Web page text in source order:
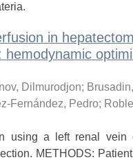
in
Dilmurodjon;
Fernández, Pedro;
using a left renal
METHODS: